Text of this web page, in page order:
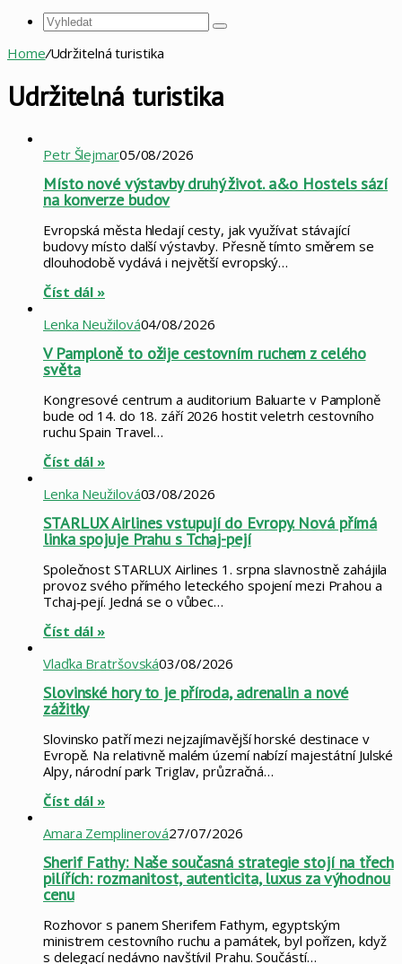
Vyhledat
Home/Udržitelná turistika
Udržitelná turistika
Petr Šlejmar05/08/2026
Místo nové výstavby druhý život. a&o Hostels sází
na konverze budov
Evropská města hledají cesty, jak využívat stávající
budovy místo další výstavby. Přesně tímto směrem se
dlouhodobě vydává i největší evropský…
Číst dál »
Lenka Neužilová04/08/2026
V Pamploně to ožije cestovním ruchem z celého
světa
Kongresové centrum a auditorium Baluarte v Pamploně
bude od 14. do 18. září 2026 hostit veletrh cestovního
ruchu Spain Travel…
Číst dál »
Lenka Neužilová03/08/2026
STARLUX Airlines vstupují do Evropy. Nová přímá
linka spojuje Prahu s Tchaj-pejí
Společnost STARLUX Airlines 1. srpna slavnostně zahájila
provoz svého přímého leteckého spojení mezi Prahou a
Tchaj-pejí. Jedná se o vůbec…
Číst dál »
Vlaďka Bratršovská03/08/2026
Slovinské hory to je příroda, adrenalin a nové
zážitky
Slovinsko patří mezi nejzajímavější horské destinace v
Evropě. Na relativně malém území nabízí majestátní Julské
Alpy, národní park Triglav, průzračná…
Číst dál »
Amara Zemplinerová27/07/2026
Sherif Fathy: Naše současná strategie stojí na třech
pilířích: rozmanitost, autenticita, luxus za výhodnou
cenu
Rozhovor s panem Sherifem Fathym, egyptským
ministrem cestovního ruchu a památek, byl pořízen, když
s delegací nedávno navštívil Prahu. Součástí…